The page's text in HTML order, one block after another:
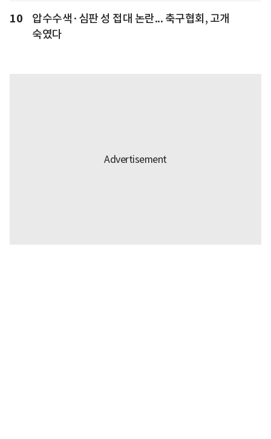
10
압수수색·심판 성 접대 논란... 축구협회, 고개
숙였다